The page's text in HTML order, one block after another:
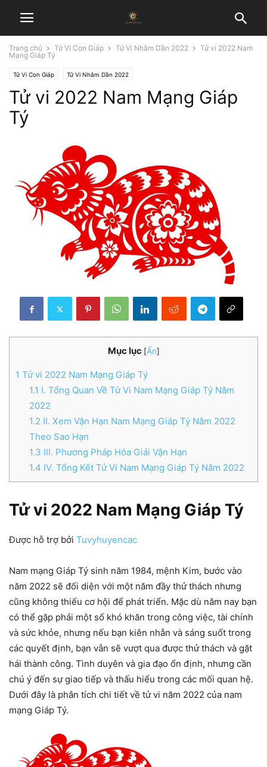
Trang chủ Tử Vi Con Giáp Tử Vi Nhâm Dần 2022
Tử vi 2022 Nam
Mạng Giáp Tý
Tử Vi Con Giáp Tử Vi Nhâm Dần 2022
Tử vi 2022 Nam Mạng Giáp
Tý
Mục lục [Ẩn]
1 Tử vi 2022 Nam Mạng Giáp Tý
1.1 I. Tổng Quan Về Tử Vi Nam Mạng Giáp Tý Năm
2022
1.2 II. Xem Vận Hạn Nam Mạng Giáp Tý Năm 2022
Theo Sao Hạn
1.3 III. Phương Pháp Hóa Giải Vận Hạn
1.4 IV. Tổng Kết Tử Vi Nam Mạng Giáp Tý Năm 2022
Tử vi 2022 Nam Mạng Giáp Tý
Được hỗ trợ bởi Tuvyhuyencac
Nam mạng Giáp Tý sinh năm 1984, mệnh Kim, bước vào
năm 2022 sẽ đối diện với một năm đầy thử thách nhưng
cũng không thiếu cơ hội để phát triển. Mặc dù năm nay bạn
có thể gặp phải một số khó khăn trong công việc, tài chính
và sức khỏe, nhưng nếu bạn kiên nhẫn và sáng suốt trong
các quyết định, bạn vẫn sẽ vượt qua được thử thách và gặt
hái thành công. Tình duyên và gia đạo ổn định, nhưng cần
chú ý đến sự giao tiếp và thấu hiểu trong các mối quan hệ.
Dưới đây là phân tích chi tiết về tử vi năm 2022 của nam
mạng Giáp Tý.